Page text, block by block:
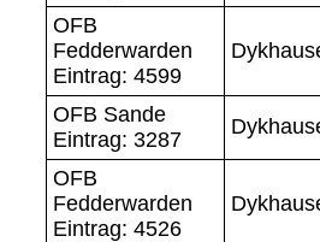
OFB
Fedderwarden
Eintrag: 4599
OFB Sande
Eintrag: 3287
OFB
Fedderwarden
Eintrag: 4526